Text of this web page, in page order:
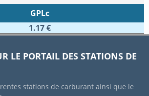
GPLc
1.17 €
LE PORTAIL DES STATIONS DE
stations de carburant ainsi que le